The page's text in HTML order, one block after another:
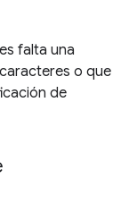
falta una
o que
de